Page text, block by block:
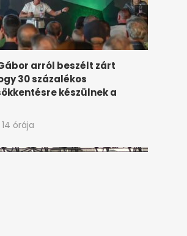
arról beszélt zárt
30 százalékos
készülnek a
14 órája